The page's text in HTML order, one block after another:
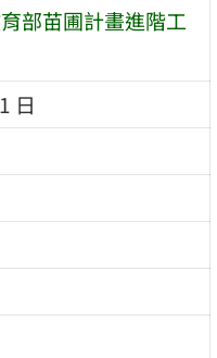
部苗圃計畫進階工
日